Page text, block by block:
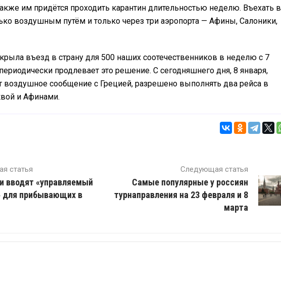
им придётся проходить карантин длительностью неделю. Въехать в
воздушным путём и только через три аэропорта — Афины, Салоники,
въезд в страну для 500 наших соотечественников в неделю с 7
продлевает это решение. С сегодняшнего дня, 8 января,
воздушное сообщение с Грецией, разрешено выполнять два рейса в
и Афинами.
статья
вводят «управляемый
для прибывающих в
Следующая статья
Самые популярные у россиян
турнаправления на 23 февраля и 8
марта